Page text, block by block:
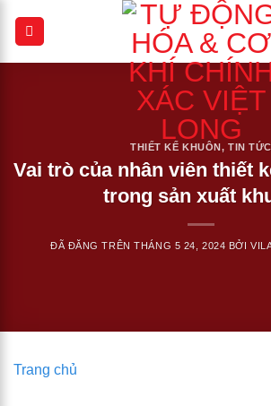
THIẾT KẾ KHUÔN,TIN TỨC
Vai trò của nhân viên thiết
trong sản xuất
ĐÃ ĐĂNG TRÊNTHÁNG 5 24, 2024 BỞI
Trang chủ